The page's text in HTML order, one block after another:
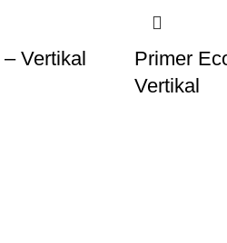
Vertikal
Primer
Vertikal